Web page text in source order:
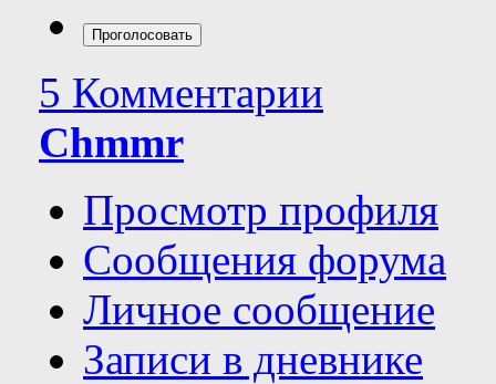
5 Комментарии
Chmmr
Просмотр профиля
Сообщения форума
Личное сообщение
Записи в дневнике